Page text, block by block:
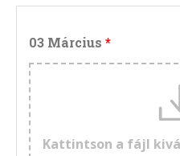
03 Március
Kattintson a fájl